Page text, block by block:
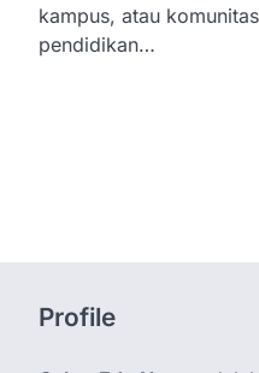
kampus, atau komunitas
pendidikan…
Profile